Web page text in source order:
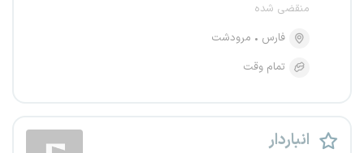
منقضی شده
فارس
مرودشت
تمام وقت
انباردار